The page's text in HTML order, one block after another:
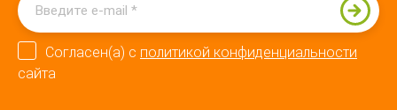
Согласен(а) с политикой конфиденциальности
сайта